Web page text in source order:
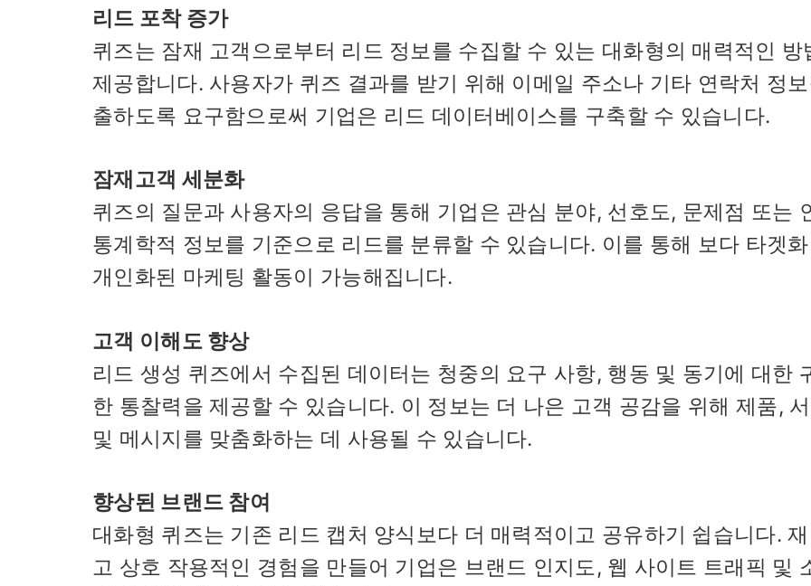
리드 포착 증가
퀴즈는 잠재 고객으로부터 리드 정보를 수집할 수 있는 대화형의 매력적인 방
제공합니다. 사용자가 퀴즈 결과를 받기 위해 이메일 주소나 기타 연락처 정
출하도록 요구함으로써 기업은 리드 데이터베이스를 구축할 수 있습니다.
잠재고객 세분화
퀴즈의 질문과 사용자의 응답을 통해 기업은 관심 분야, 선호도, 문제점 또는
통계학적 정보를 기준으로 리드를 분류할 수 있습니다. 이를 통해 보다 타겟
개인화된 마케팅 활동이 가능해집니다.
고객 이해도 향상
리드 생성 퀴즈에서 수집된 데이터는 청중의 요구 사항, 행동 및 동기에 대한
한 통찰력을 제공할 수 있습니다. 이 정보는 더 나은 고객 공감을 위해 제품,
및 메시지를 맞춤화하는 데 사용될 수 있습니다.
향상된 브랜드 참여
대화형 퀴즈는 기존 리드 캡처 양식보다 더 매력적이고 공유하기 쉽습니다.
고 상호 작용적인 경험을 만들어 기업은 브랜드 인지도, 웹 사이트 트래픽 및